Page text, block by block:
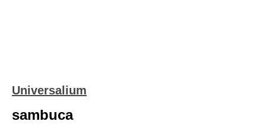
Universalium
sambuca